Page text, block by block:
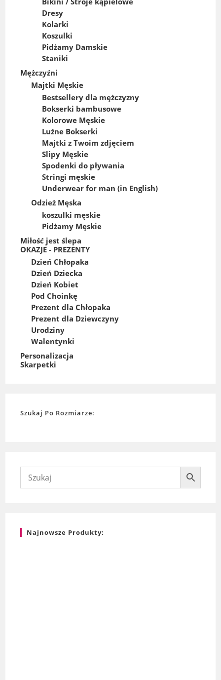
Dresy
Kolarki
Koszulki
Pidżamy Damskie
Staniki
Mężczyźni
Majtki Męskie
Bestsellery dla mężczyzny
Bokserki bambusowe
Kolorowe Męskie
Luźne Bokserki
Majtki z Twoim zdjęciem
Slipy Męskie
Spodenki do pływania
Stringi męskie
Underwear for man (in English)
Odzież Męska
koszulki męskie
Pidżamy Męskie
Miłość jest ślepa
OKAZJE - PREZENTY
Dzień Chłopaka
Dzień Dziecka
Dzień Kobiet
Pod Choinkę
Prezent dla Chłopaka
Prezent dla Dziewczyny
Urodziny
Walentynki
Personalizacja
Skarpetki
Szukaj Po Rozmiarze:
Najnowsze Produkty: